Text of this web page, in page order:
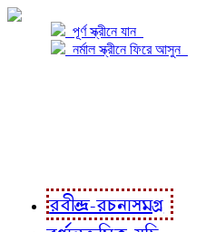
পূর্ণ স্ক্রীনে যান
নর্মাল স্ক্রীনে ফিরে আসুন
রবীন্দ্র-রচনাসমগ্র